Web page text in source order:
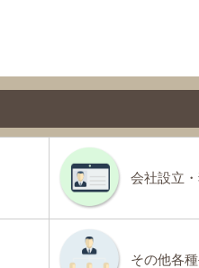
会社設立
その他各